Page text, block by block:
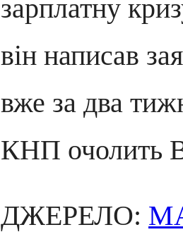
зарплатну
він написав
вже за два
КНП очолить
ДЖЕРЕЛО: